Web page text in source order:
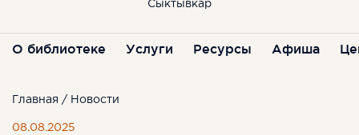
Сыктывкар
О библиотеке Услуги Ресурсы Афиша
Главная / Новости
08.08.2025